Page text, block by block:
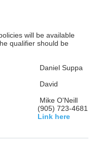
will be available
qualifier should be
Daniel Suppa
David
Mike O'Neill
(905) 723-4681
Link here